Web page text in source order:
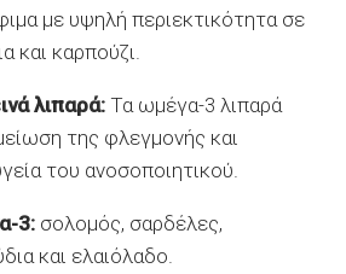
με υψηλή περιεκτικότητα σε
και καρπούζι.
λιπαρά: Τα ωμέγα-3 λιπαρά
της φλεγμονής και
του ανοσοποιητικού.
3: σολομός, σαρδέλες,
και ελαιόλαδο.